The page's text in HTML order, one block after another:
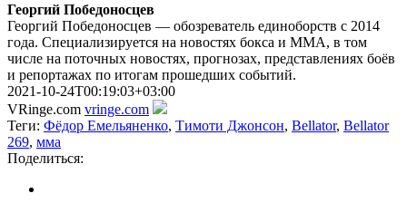
Георгий Победоносцев
Георгий Победоносцев — обозреватель единоборств с 2014
года. Специализируется на новостях бокса и ММА, в том
числе на поточных новостях, прогнозах, представлениях боёв
и репортажах по итогам прошедших событий.
2021-10-24T00:19:03+03:00
VRinge.com vringe.com
Теги: Фёдор Емельяненко, Тимоти Джонсон, Bellator, Bellator
269, мма
Поделиться: